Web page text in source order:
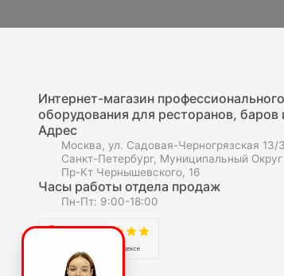
Интернет-магазин профессионального
оборудования для ресторанов, баров
Адрес
Москва, ул. Садовая-Черногрязская 13/
Санкт-Петербург, Муниципальный
Пр-Кт Чернышевского, 16
Часы работы отдела продаж
Пн-Пт: 9:00-18:00